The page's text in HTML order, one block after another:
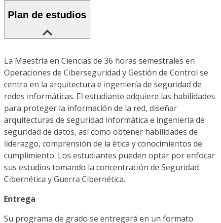
Plan de estudios
La Maestría en Ciencias de 36 horas semestrales en
Operaciones de Ciberseguridad y Gestión de Control se
centra en la arquitectura e ingeniería de seguridad de
redes informáticas. El estudiante adquiere las habilidades
para proteger la información de la red, diseñar
arquitecturas de seguridad informática e ingeniería de
seguridad de datos, así como obtener habilidades de
liderazgo, comprensión de la ética y conocimientos de
cumplimiento. Los estudiantes pueden optar por enfocar
sus estudios tomando la concentración de Seguridad
Cibernética y Guerra Cibernética.
Entrega
Su programa de grado se entregará en un formato